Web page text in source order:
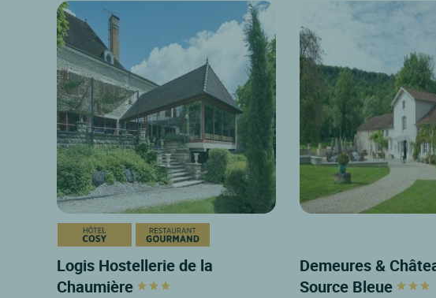
Logis Hostellerie de la
Chaumière
Demeures &
Source Bleue